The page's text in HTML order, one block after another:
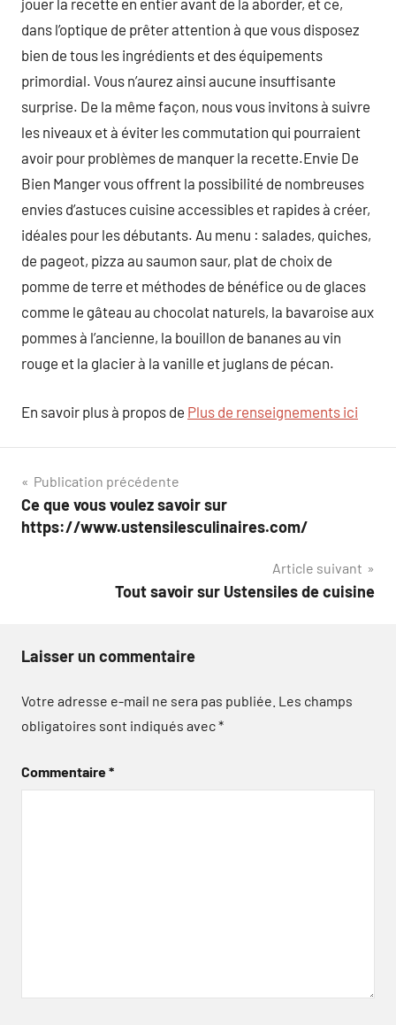
jouer la recette en entier avant de la aborder, et ce,
dans l’optique de prêter attention à que vous disposez
bien de tous les ingrédients et des équipements
primordial. Vous n’aurez ainsi aucune insuffisante
surprise. De la même façon, nous vous invitons à suivre
les niveaux et à éviter les commutation qui pourraient
avoir pour problèmes de manquer la recette.Envie De
Bien Manger vous offrent la possibilité de nombreuses
envies d’astuces cuisine accessibles et rapides à créer,
idéales pour les débutants. Au menu : salades, quiches,
de pageot, pizza au saumon saur, plat de choix de
pomme de terre et méthodes de bénéfice ou de glaces
comme le gâteau au chocolat naturels, la bavaroise aux
pommes à l’ancienne, la bouillon de bananes au vin
rouge et la glacier à la vanille et juglans de pécan.
En savoir plus à propos de Plus de renseignements ici
Navigation
de
Publication précédente
Ce que vous voulez savoir sur
https://www.ustensilesculinaires.com/
Article suivant
Tout savoir sur Ustensiles de cuisine
Laisser un commentaire
Votre adresse e-mail ne sera pas publiée. Les champs
obligatoires sont indiqués avec*
Commentaire*